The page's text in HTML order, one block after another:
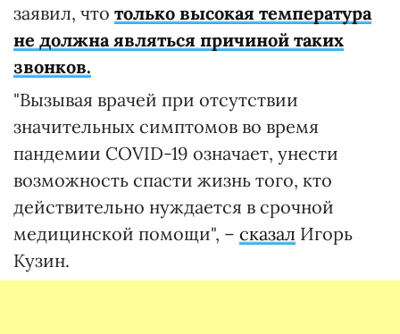
заявил, что только высокая температура
не должна являться причиной таких
звонков.
"Вызывая врачей при отсутствии
значительных симптомов во время
пандемии COVID-19 означает, унести
возможность спасти жизнь того, кто
действительно нуждается в срочной
медицинской помощи", – сказал Игорь
Кузин.